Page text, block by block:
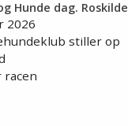
Hunde dag. Roskilde
2026
stiller op